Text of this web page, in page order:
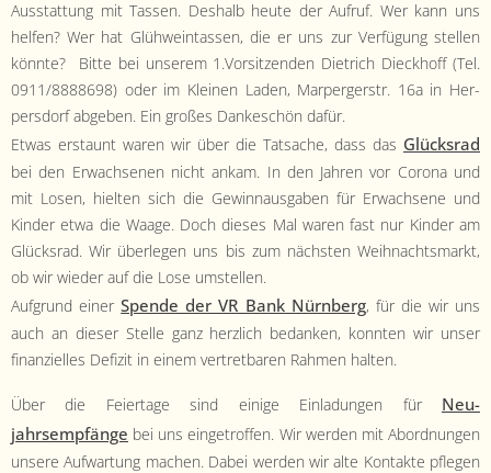
- Kontakt
Ausstat­tung mit Tassen. Deshalb heute der Aufruf. Wer kann uns
helfen? Wer hat Glüh­wein­tassen, die er uns zur Ver­fü­gung stellen
kön­nte? Bitte bei unserem 1.Vorsitzenden Diet­rich Dieck­hoff (Tel.
0911/8888698) oder im Kleinen Laden, Marperg­er­str. 16a in Her­
pers­dorf abgeben. Ein großes Dankeschön dafür.
Etwas erstaunt waren wir über die Tat­sache, dass das Glück­srad
bei den Erwach­se­nen nicht ankam. In den Jahren vor Coro­na und
mit Losen, hiel­ten sich die Gewin­naus­gaben für Erwach­sene und
Kinder etwa die Waage. Doch dieses Mal waren fast nur Kinder am
Glück­srad. Wir über­legen uns bis zum näch­sten Wei­h­nachts­markt,
ob wir wieder auf die Lose umstellen.
Auf­grund ein­erSpende der VR Bank Nürn­berg, für die wir uns
auch an dieser Stelle ganz her­zlich bedanken, kon­nten wir unser
finanzielles Defiz­it in einem vertret­baren Rah­men halten.
Über die Feiertage sind einige Ein­ladun­gen für Neu­
jahrsempfänge bei uns eingetrof­fen. Wir wer­den mit Abor­d­nun­gen
unsere Aufwartung machen. Dabei wer­den wir alte Kon­tak­te pfle­gen